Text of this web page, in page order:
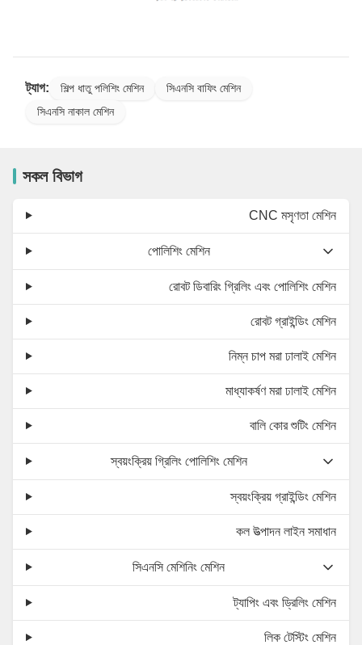
ট্যাগ: শিল্প ধাতু পলিশিং মেশিন
সিএনসি বাফিং মেশিন
সিএনসি নাকাল মেশিন
সকল বিভাগ
CNC মসৃণতা মেশিন
পোলিশিং মেশিন
রোবট ডিবারিং গ্রিলিং এবং পোলিশিং মেশিন
রোবট গ্রাইন্ডিং মেশিন
নিম্ন চাপ মরা ঢালাই মেশিন
মাধ্যাকর্ষণ মরা ঢালাই মেশিন
বালি কোর শুটিং মেশিন
স্বয়ংক্রিয় গ্রিলিং পোলিশিং মেশিন
স্বয়ংক্রিয় গ্রাইন্ডিং মেশিন
কল উত্পাদন লাইন সমাধান
সিএনসি মেশিনিং মেশিন
ট্যাপিং এবং ড্রিলিং মেশিন
লিক টেস্টিং মেশিন